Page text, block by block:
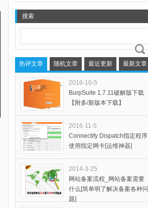
搜索
热评文章 随机文章 最近更新 最新文章
2016-10-5
BurpSuite 1.7.11破解版下载
【附多/新版本下载】
2016-11-5
Connectify Dispatch指定程序
使用指定网卡[运维神器]
2014-3-25
网站备案流程_网站备案需要
什么[简单明了解决备案各种问
题]